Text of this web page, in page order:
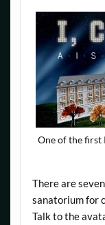
One of the first
There are
sanatorium for
Talk to the